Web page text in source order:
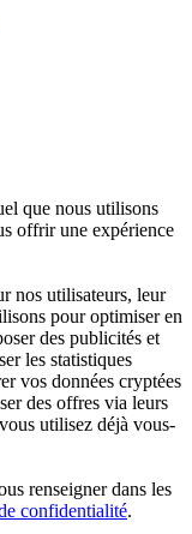
que nous utilisons
offrir une expérience
nos utilisateurs, leur
pour optimiser en
des publicités et
les statistiques
vos données cryptées
des offres via leurs
utilisez déjà vous-
renseigner dans les
confidentialité.